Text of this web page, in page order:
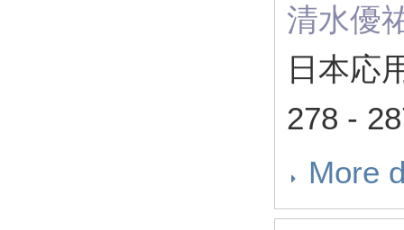
清水優
日本応
278 -
More